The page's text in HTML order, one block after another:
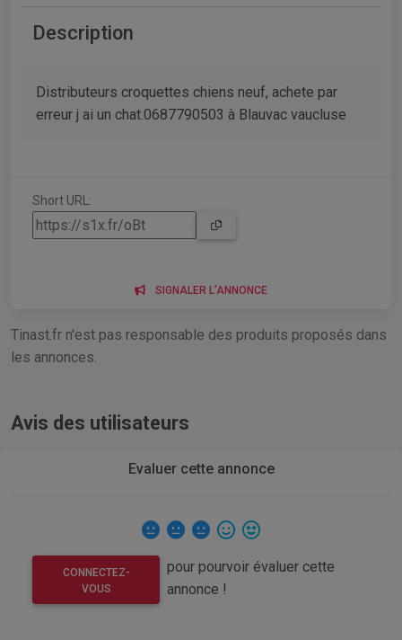
Description
Distributeurs croquettes chiens neuf, achete par
erreur j ai un chat.0687790503 à Blauvac vaucluse
Short URL:
SIGNALER L'ANNONCE
Tinast.fr n'est pas responsable des produits proposés dans
les annonces.
Avis des utilisateurs
Evaluer cette annonce
CONNECTEZ-
VOUS
pour pourvoir évaluer cette
annonce !